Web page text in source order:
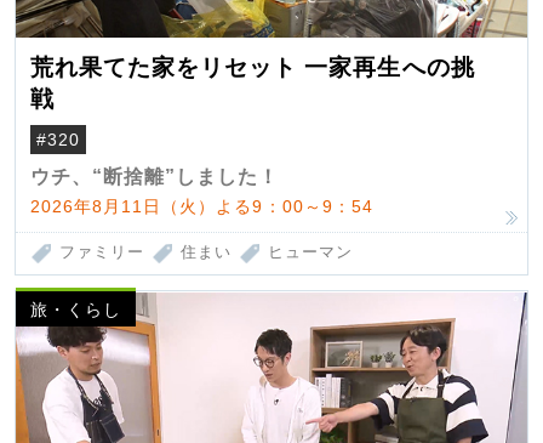
荒れ果てた家をリセット 一家再生への挑
戦
#320
ウチ、“断捨離”しました！
2026年8月11日（火）よる9：00～9：54
ファミリー 住まい ヒューマン
旅・くらし